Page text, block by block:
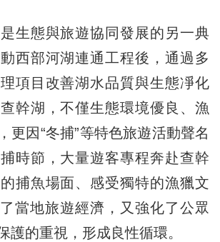
態與旅遊協同發展的另一典
西部河湖連通工程後，通過多
項目改善湖水品質與生態凈化
幹湖，不僅生態環境優良、漁
更因“冬捕”等特色旅遊活動聲名
時節，大量遊客專程奔赴查幹
捕魚場面、感受獨特的漁獵文
當地旅遊經濟，又強化了公眾
護的重視，形成良性循環。